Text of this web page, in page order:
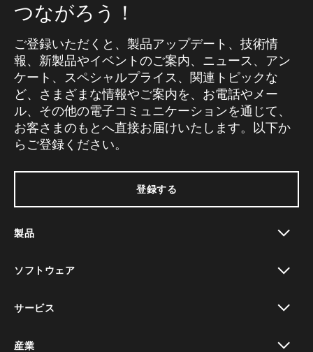
つながろう！
ご登録いただくと、製品アップデート、技術情
報、新製品やイベントのご案内、ニュース、アン
ケート、スペシャルプライス、関連トピックな
ど、さまざまな情報やご案内を、お電話やメー
ル、その他の電子コミュニケーションを通じて、
お客さまのもとへ直接お届けいたします。以下か
らご登録ください。
登録する
製品
ソフトウェア
サービス
産業